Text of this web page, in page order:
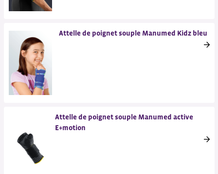
Attelle de poignet souple Manumed Kidz bleu
Attelle de poignet souple Manumed active
E+motion